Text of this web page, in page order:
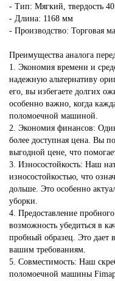
- Тип: Мягкий, твердость
- Длина: 1168 мм
- Производство: Торговая
Преимущества аналога
1. Экономия времени и
надежную альтернативу
его, вы избегаете долгих
особенно важно, когда
поломоечной машиной.
2. Экономия финансов:
более доступная цена. Вы
выгодной цене, что
3. Износостойкость: Наш
износостойкостью, что
дольше. Это особенно
уборки.
4. Предоставление
возможность убедиться в
пробный образец. Это дает
вашим требованиям.
5. Совместимость: Наш
поломоечной машины